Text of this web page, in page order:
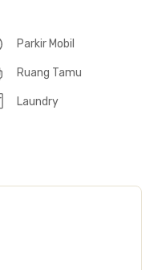
Parkir Mobil
Ruang Tamu
Laundry